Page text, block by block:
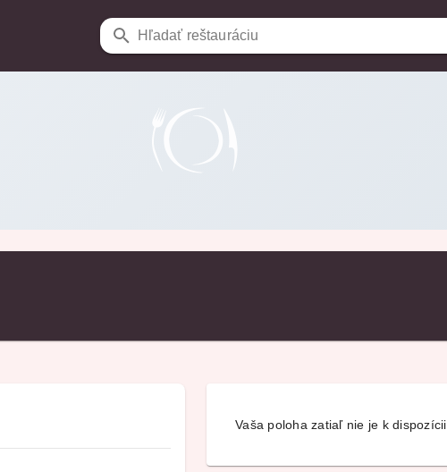
Hľadať reštauráciu
Vaša poloha zatiaľ nie je k dispozícii.